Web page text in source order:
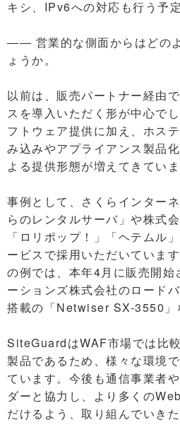
キシ、IPv6への対応も行う予定
―― 営業的な側面からはどの
ょうか。
以前は、販売パートナー経由
スを導入いただく形が中心で
フトウェア提供に加え、ホス
み込みやアプライアンス製品
よる提供形態が増えてきていま
事例として、さくらインター
らのレンタルサーバ」や株式
「ロリポップ！」「ヘテムル
ービスで採用いただいていま
の例では、本年4月に販売開始
ーションズ株式会社のロード
搭載の「Netwiser SX-3550」
SiteGuardはWAF市場では比
製品であるため、様々な環境
ています。今後も通信事業者
ダーと協力し、より多くの
だけるよう、取り組んでいき